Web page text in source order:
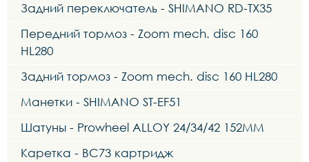
Задний переключатель - SHIMANO RD-TX35
Передний тормоз - Zoom mech. disc 160
HL280
Задний тормоз - Zoom mech. disc 160 HL280
Манетки - SHIMANO ST-EF51
Шатуны - Prowheel ALLOY 24/34/42 152MM
Каретка - BC73 картридж